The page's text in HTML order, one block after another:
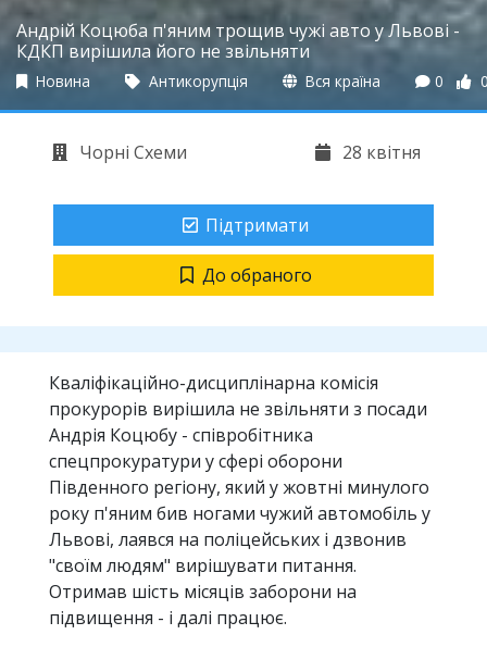
Андрій Коцюба п'яним трощив чужі авто у Львові -
КДКП вирішила його не звільняти
Новина Антикорупція Вся країна 0
Чорні Схеми 28 квітня
Підтримати
До обраного
Кваліфікаційно-дисциплінарна комісія
прокурорів вирішила не звільняти з посади
Андрія Коцюбу - співробітника
спецпрокуратури у сфері оборони
Південного регіону, який у жовтні минулого
року п'яним бив ногами чужий автомобіль у
Львові, лаявся на поліцейських і дзвонив
"своїм людям" вирішувати питання.
Отримав шість місяців заборони на
підвищення - і далі працює.